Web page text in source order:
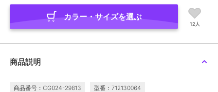
カラー・サイズを選ぶ
12人
商品説明
商品番号：CG024-29813 型番：712130064